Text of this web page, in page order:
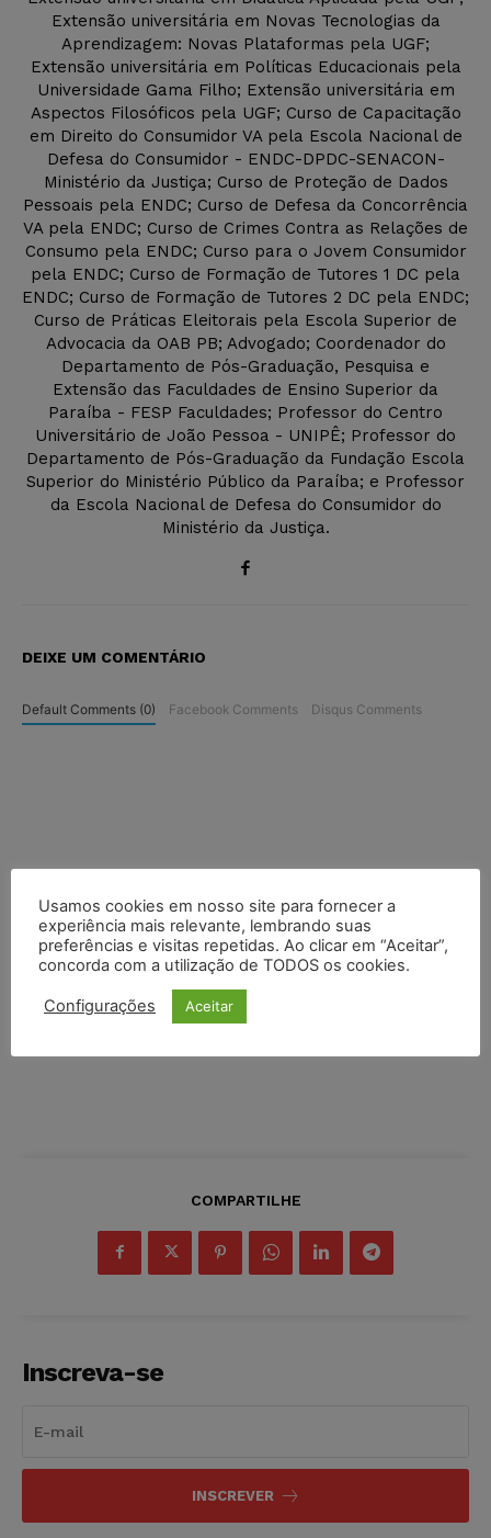
Extensão universitária em Novas Tecnologias da
Aprendizagem: Novas Plataformas pela UGF;
Extensão universitária em Políticas Educacionais pela
Universidade Gama Filho; Extensão universitária em
Aspectos Filosóficos pela UGF; Curso de Capacitação
em Direito do Consumidor VA pela Escola Nacional de
Defesa do Consumidor - ENDC-DPDC-SENACON-
Ministério da Justiça; Curso de Proteção de Dados
Pessoais pela ENDC; Curso de Defesa da Concorrência
VA pela ENDC; Curso de Crimes Contra as Relações de
Consumo pela ENDC; Curso para o Jovem Consumidor
pela ENDC; Curso de Formação de Tutores 1 DC pela
ENDC; Curso de Formação de Tutores 2 DC pela ENDC;
Curso de Práticas Eleitorais pela Escola Superior de
Advocacia da OAB PB; Advogado; Coordenador do
Departamento de Pós-Graduação, Pesquisa e
Extensão das Faculdades de Ensino Superior da
Paraíba - FESP Faculdades; Professor do Centro
Universitário de João Pessoa - UNIPÊ; Professor do
Departamento de Pós-Graduação da Fundação Escola
Superior do Ministério Público da Paraíba; e Professor
da Escola Nacional de Defesa do Consumidor do
Ministério da Justiça.
DEIXE UM COMENTÁRIO
Default Comments (0) Facebook Comments Disqus Comments
COMPARTILHE
Inscreva-se
INSCREVER
Usamos cookies em nosso site para fornecer a
experiência mais relevante, lembrando suas
preferências e visitas repetidas. Ao clicar em “Aceitar”,
concorda com a utilização de TODOS os cookies.
Configurações Aceitar